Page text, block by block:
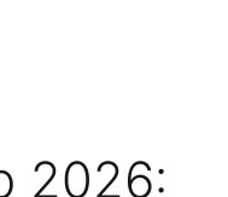
2026: